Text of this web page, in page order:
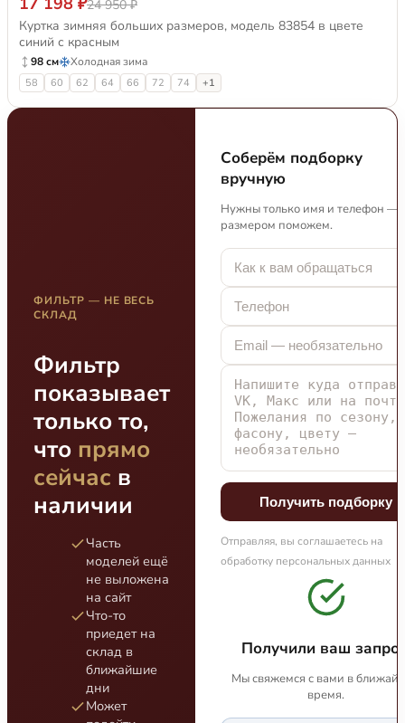
24 950 ₽
Куртка зимняя больших размеров, модель 83854 в цвете
синий с красным
98 см Холодная зима
58 60 62 64 66 72 74 +1
ФИЛЬТР — НЕ ВЕСЬ
СКЛАД
Фильтр
показывает
только то,
что прямо
сейчас в
наличии
Часть
моделей ещё
не выложена
на сайт
Что-то
приедет на
склад в
ближайшие
дни
Может
Соберём подборку
вручную
Нужны только имя и телефон —
размером поможем.
Получить подборку
Отправляя, вы соглашаетесь на
обработку персональных данных
Получили ваш
Мы свяжемся с вами в
время.